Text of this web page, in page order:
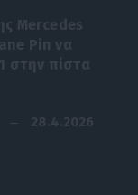
Mercedes
Pin να
στην πίστα
28.4.2026